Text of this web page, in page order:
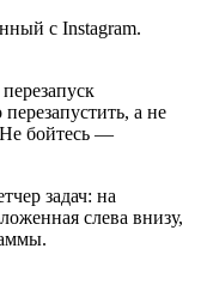
с Instagram.
а не
бойтесь —
задач: на
слева внизу,